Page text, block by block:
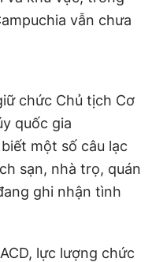
vẫn chưa
chức Chủ tịch Cơ
quốc gia
một số câu lạc
sạn, nhà trọ, quán
ghi nhận tình
lực lượng chức